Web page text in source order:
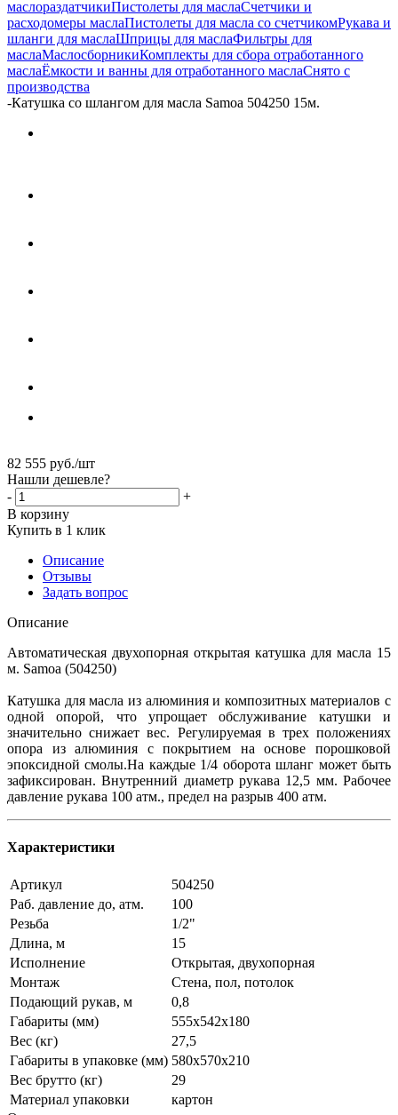
маслораздатчикиПистолеты для маслаСчетчики и
расходомеры маслаПистолеты для масла со счетчикомРукава и
шланги для маслаШприцы для маслаФильтры для
маслаМаслосборникиКомплекты для сбора отработанного
маслаЁмкости и ванны для отработанного маслаСнято с
производства
-Катушка со шлангом для масла Samoa 504250 15м.
82 555 руб./шт
Нашли дешевле?
-
+
В корзину
Купить в 1 клик
Описание
Отзывы
Задать вопрос
Описание
Автоматическая двухопорная открытая катушка для масла 15
м. Samoa (504250)
Катушка для масла из алюминия и композитных материалов с
одной опорой, что упрощает обслуживание катушки и
значительно снижает вес. Регулируемая в трех положениях
опора из алюминия с покрытием на основе порошковой
эпоксидной смолы.На каждые 1/4 оборота шланг может быть
зафиксирован. Внутренний диаметр рукава 12,5 мм. Рабочее
давление рукава 100 атм., предел на разрыв 400 атм.
Характеристики
Артикул
504250
Раб. давление до, атм.
100
Резьба
1/2"
Длина, м
15
Исполнение
Открытая, двухопорная
Монтаж
Стена, пол, потолок
Подающий рукав, м
0,8
Габариты (мм)
555х542х180
Вес (кг)
27,5
Габариты в упаковке (мм) 580х570х210
Вес брутто (кг)
29
Материал упаковки
картон